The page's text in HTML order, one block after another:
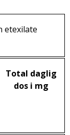
etexilate
Total daglig
dos i mg